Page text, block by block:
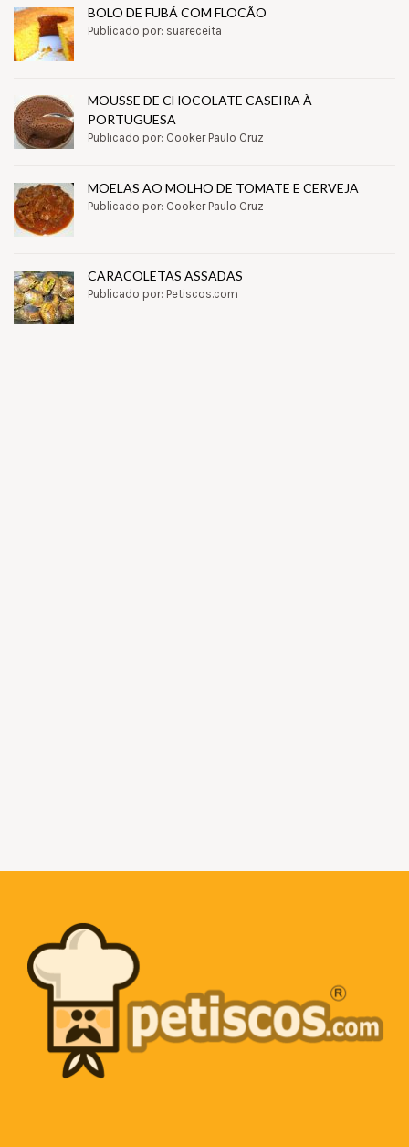
BOLO DE FUBÁ COM FLOCÃO
Publicado por: suareceita
MOUSSE DE CHOCOLATE CASEIRA À
PORTUGUESA
Publicado por: Cooker Paulo Cruz
MOELAS AO MOLHO DE TOMATE E CERVEJA
Publicado por: Cooker Paulo Cruz
CARACOLETAS ASSADAS
Publicado por: Petiscos.com